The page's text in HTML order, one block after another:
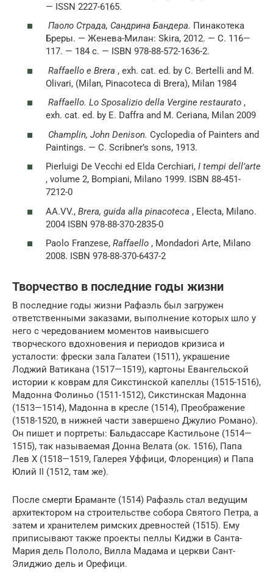
— ISSN 2227-6165.
Паоло Страда, Сандрина Бандера. Пинакотека
Бреры. — Женева-Милан: Skira, 2012. — С. 116—
117. — 184 с. — ISBN 978-88-572-1636-2.
Raffaello e Brera , exh. cat. ed. by C. Bertelli and M.
Olivari, (Milan, Pinacoteca di Brera), Milan 1984
Raffaello. Lo Sposalizio della Vergine restaurato ,
exh. cat. ed. by E. Daffra and M. Ceriana, Milan 2009
Champlin, John Denison. Cyclopedia of Painters and
Paintings. — C. Scribner’s sons, 1913.
Pierluigi De Vecchi ed Elda Cerchiari, I tempi dell’arte
, volume 2, Bompiani, Milano 1999. ISBN 88-451-
7212-0
AA.VV., Brera, guida alla pinacoteca , Electa, Milano.
2004 ISBN 978-88-370-2835-0
Paolo Franzese, Raffaello , Mondadori Arte, Milano
2008. ISBN 978-88-370-6437-2
Творчество в последние годы жизни
В последние годы жизни Рафаэль был загружен
ответственными заказами, выполнение которых шло у
него с чередованием моментов наивысшего
творческого вдохновения и периодов кризиса и
усталости: фрески зала Галатеи (1511), украшение
Лоджий Ватикана (1517—1519), картоны Евангельской
истории к коврам для Сикстинской капеллы (1515-1516),
Мадонна Фолиньо (1511-1512), Сикстинская Мадонна
(1513—1514), Мадонна в кресле (1514), Преображение
(1518-1520, в нижней части завершено Джулио Романо).
Он пишет и портреты: Бальдассаре Кастильоне (1514—
1515), так называемая Донна Велата (ок. 1516), Папа
Лев Х (1518—1519, Галерея Уффици, Флоренция) и Папа
Юлий II (1512, там же).
После смерти Браманте (1514) Рафаэль стал ведущим
архитектором на строительстве собора Святого Петра, а
затем и хранителем римских древностей (1515). Ему
приписывают также проекты пеллы Киджи в Санта-
Мария дель Пололо, Вилла Мадама и церкви Сант-
Элиджио дель и Орефици.